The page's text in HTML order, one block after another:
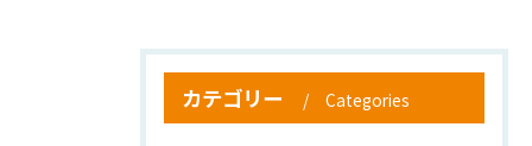
カテゴリー Categories